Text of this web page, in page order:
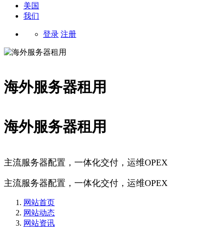
美国
我们
登录 注册
海外服务器租用
海外服务器租用
主流服务器配置，一体化交付，运维OPEX
主流服务器配置，一体化交付，运维OPEX
网站首页
网站动态
网站资讯